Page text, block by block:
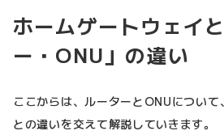
ホームゲートウェイ
ー・ONU」の違い
ここからは、ルーターとONUについ
との違いを交えて解説していきます。